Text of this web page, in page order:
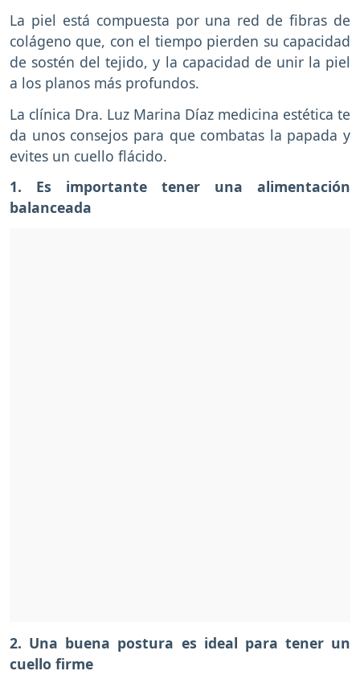
La piel está compuesta por una red de fibras de
colágeno que, con el tiempo pierden su capacidad
de sostén del tejido, y la capacidad de unir la piel
a los planos más profundos.
La clínica Dra. Luz Marina Díaz medicina estética te
da unos consejos para que combatas la papada y
evites un cuello flácido.
1. Es importante tener una alimentación
balanceada
2. Una buena postura es ideal para tener un
cuello firme